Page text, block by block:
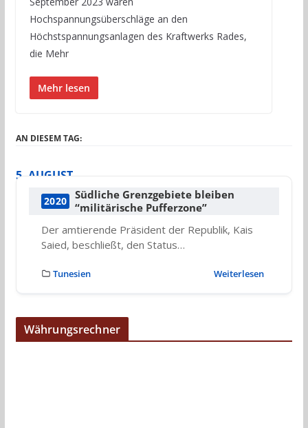
Hochspannungsüberschläge an den
Höchstspannungsanlagen des Kraftwerks Rades,
die Mehr
Mehr lesen
AN DIESEM TAG:
5. AUGUST
2020
Südliche Grenzgebiete bleiben
“militärische Pufferzone”
Der amtierende Präsident der Republik, Kais
Saied, beschließt, den Status…
Tunesien Weiterlesen
Währungsrechner